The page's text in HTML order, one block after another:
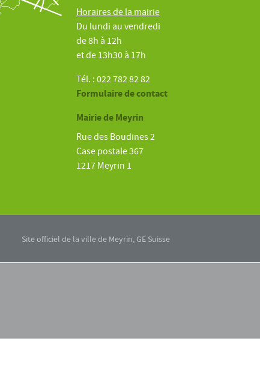
Horaires de la mairie
Du lundi au vendredi
de 8h à 12h
et de 13h30 à 17h
Tél. : 022 782 82 82
Formulaire de contact
Mairie de Meyrin
Rue des Boudines 2
Case postale 367
1217 Meyrin 1
Site officiel de la ville de Meyrin, GE Suisse